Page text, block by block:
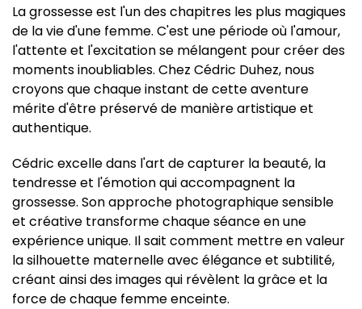
La grossesse est l'un des chapitres les plus magiques
de la vie d'une femme. C'est une période où l'amour,
l'attente et l'excitation se mélangent pour créer des
moments inoubliables. Chez Cédric Duhez, nous
croyons que chaque instant de cette aventure
mérite d'être préservé de manière artistique et
authentique.
Cédric excelle dans l'art de capturer la beauté, la
tendresse et l'émotion qui accompagnent la
grossesse. Son approche photographique sensible
et créative transforme chaque séance en une
expérience unique. Il sait comment mettre en valeur
la silhouette maternelle avec élégance et subtilité,
créant ainsi des images qui révèlent la grâce et la
force de chaque femme enceinte.